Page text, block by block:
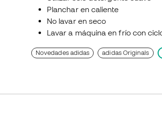
Planchar en caliente
No lavar en seco
Lavar a máquina en frío con
Novedades adidas adidas Originals